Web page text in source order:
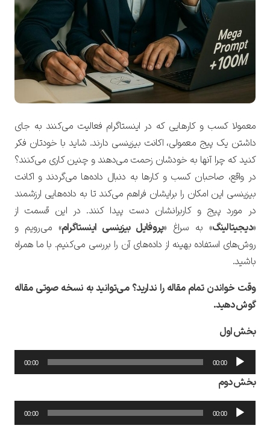
معمولا کسب و کارهایی که در اینستاگرام فعالیت می‌کنند به جای
داشتن یک پیج معمولی، اکانت بیزینسی دارند. شاید با خودتان فکر
کنید که چرا آنها به خودشان زحمت می‌دهند و چنین کاری می‌کنند؟
در واقع، صاحبان کسب و کارها به دنبال داده‌ها می‌گردند و اکانت
بیزینسی این امکان را برایشان فراهم می‌کند تا به داده‌هایی ارزشمند
در مورد پیج و کاربرانشان دست پیدا کنند. در این قسمت از
«دیجیتالینگ» به سراغ «پروفایل بیزینسی اینستاگرام» می‌رویم و
روش‌های استفاده بهینه از داده‌های آن را بررسی می‌کنیم. با ما همراه
باشید.
وقت خواندن تمام مقاله را ندارید؟ می‌توانید به نسخه صوتی مقاله
گوش دهید.
بخش اول
پخش‌کننده
صوت
00:00
00:00
بخش دوم
پخش‌کننده
صوت
00:00
00:00